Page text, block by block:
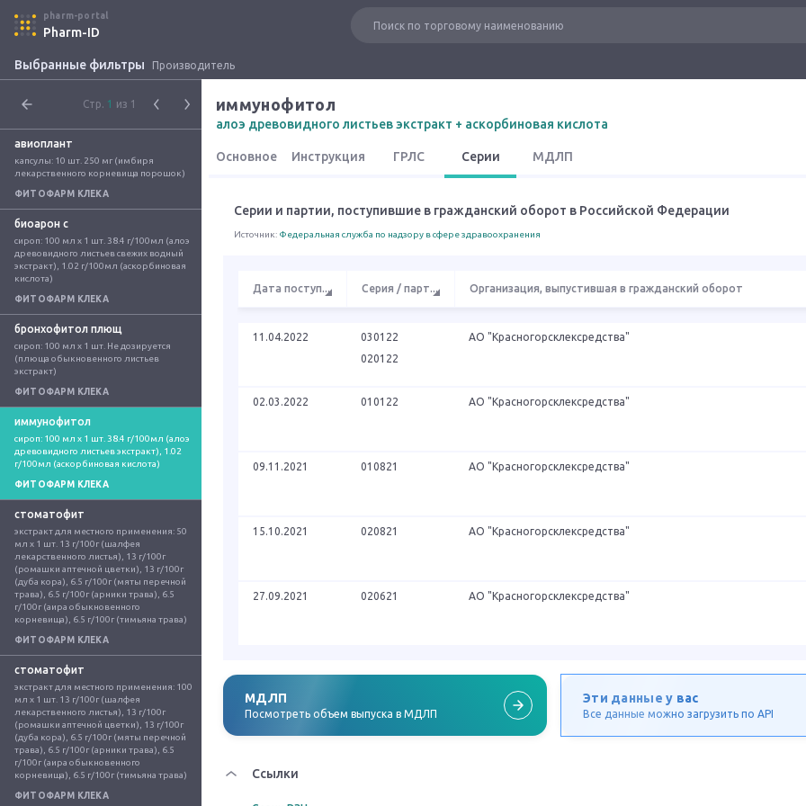
pharm-portal
Pharm-ID
Выбранные фильтры Производитель
Стр. 1 из 1
авиоплант
капсулы: 10 шт. 250 мг (имбиря
лекарственного корневища порошок)
ФИТОФАРМ КЛЕКА
биоарон с
сироп: 100 мл x 1 шт. 38.4 г/100мл (алоэ
древовидного листьев свежих водный
экстракт), 1.02 г/100мл (аскорбиновая
кислота)
ФИТОФАРМ КЛЕКА
бронхофитол плющ
сироп: 100 мл x 1 шт. Не дозируется
(плюща обыкновенного листьев
экстракт)
ФИТОФАРМ КЛЕКА
иммунофитол
сироп: 100 мл x 1 шт. 38.4 г/100мл (алоэ
древовидного листьев экстракт), 1.02
г/100мл (аскорбиновая кислота)
ФИТОФАРМ КЛЕКА
стоматофит
экстракт для местного применения: 50
мл x 1 шт. 13 г/100г (шалфея
лекарственного листья), 13 г/100г
(ромашки аптечной цветки), 13 г/100г
(дуба кора), 6.5 г/100г (мяты перечной
трава), 6.5 г/100г (арники трава), 6.5
г/100г (аира обыкновенного
корневища), 6.5 г/100г (тимьяна трава)
ФИТОФАРМ КЛЕКА
стоматофит
экстракт для местного применения: 100
мл x 1 шт. 13 г/100г (шалфея
лекарственного листья), 13 г/100г
(ромашки аптечной цветки), 13 г/100г
(дуба кора), 6.5 г/100г (мяты перечной
трава), 6.5 г/100г (арники трава), 6.5
г/100г (аира обыкновенного
корневища), 6.5 г/100г (тимьяна трава)
ФИТОФАРМ КЛЕКА
иммунофитол
алоэ древовидного листьев экстракт + аскорбиновая кислота
Основное Инструкция ГРЛС Серии МДЛП
Серии и партии, поступившие в гражданский оборот в Российской Федерации
Источник: Федеральная служба по надзору в сфере здравоохранения
Дата поступ... Серия / парт... Организация, выпустившая в гражданский оборот
11.04.2022
030122
020122
АО "Красногорсклексредства"
02.03.2022 010122 АО "Красногорсклексредства"
09.11.2021 010821 АО "Красногорсклексредства"
15.10.2021 020821 АО "Красногорсклексредства"
27.09.2021 020621 АО "Красногорсклексредства"
МДЛП
Посмотреть объем выпуска в МДЛП
Эти данные у вас
Все данные можно загрузить по API
Ссылки